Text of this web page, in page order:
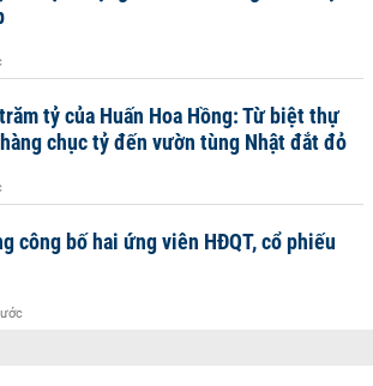
tỷ của Huấn Hoa Hồng: Từ biệt thự
chục tỷ đến vườn tùng Nhật đắt đỏ
công bố hai ứng viên HĐQT, cổ phiếu